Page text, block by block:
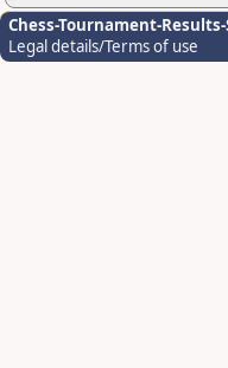
Chess-Tournament-
Legal details/Terms of use